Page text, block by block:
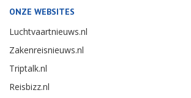
ONZE WEBSITES
Luchtvaartnieuws.nl
Zakenreisnieuws.nl
Triptalk.nl
Reisbizz.nl